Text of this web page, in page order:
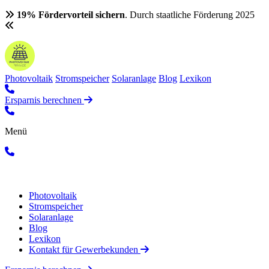
19% Fördervorteil sichern. Durch staatliche Förderung 2025
Photovoltaik Stromspeicher Solaranlage Blog Lexikon
Ersparnis berechnen
Menü
Photovoltaik
Stromspeicher
Solaranlage
Blog
Lexikon
Kontakt für Gewerbekunden